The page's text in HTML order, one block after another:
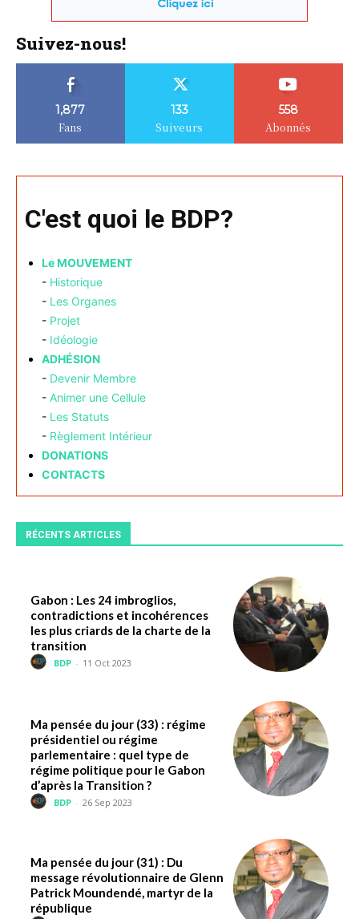
Suivez-nous!
1,877
Fans
133
Suiveurs
558
Abonnés
C'est quoi le BDP?
Le MOUVEMENT
- Historique
- Les Organes
- Projet
- Idéologie
ADHÉSION
- Devenir Membre
- Animer une Cellule
- Les Statuts
- Règlement Intérieur
DONATIONS
CONTACTS
RÉCENTS ARTICLES
Gabon : Les 24 imbroglios,
contradictions et incohérences
les plus criards de la charte de la
transition
BDP - 11 Oct 2023
Ma pensée du jour (33) : régime
présidentiel ou régime
parlementaire : quel type de
régime politique pour le Gabon
d’après la Transition ?
BDP - 26 Sep 2023
Ma pensée du jour (31) : Du
message révolutionnaire de Glenn
Patrick Moundendé, martyr de la
république